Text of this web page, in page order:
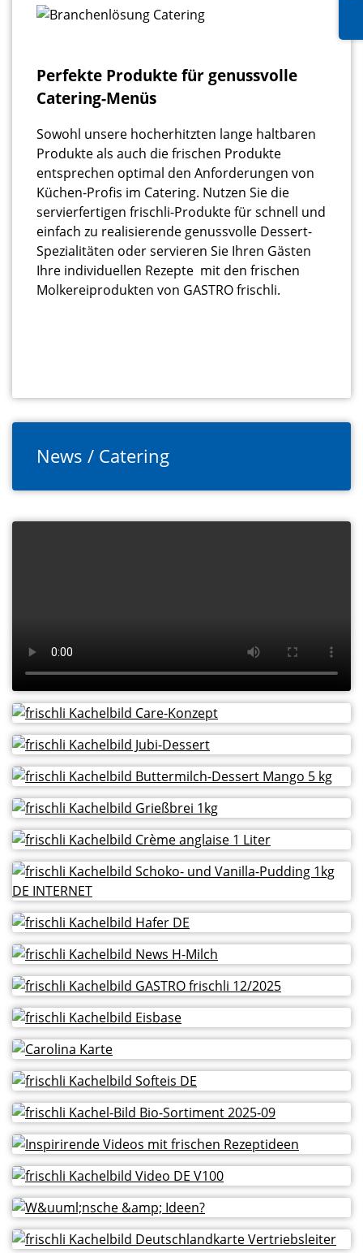
Perfekte Produkte für genussvolle
Catering-Menüs
Sowohl unsere hocherhitzten lange haltbaren
Produkte als auch die frischen Produkte
entsprechen optimal den Anforderungen von
Küchen-Profis im Catering. Nutzen Sie die
servierfertigen frischli-Produkte für schnell und
einfach zu realisierende genussvolle Dessert-
Spezialitäten oder servieren Sie Ihren Gästen
Ihre individuellen Rezepte mit den frischen
Molkereiprodukten von GASTRO frischli.
News / Catering